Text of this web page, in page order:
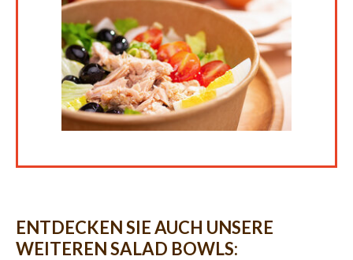
ENTDECKEN SIE AUCH UNSERE
WEITEREN SALAD BOWLS: